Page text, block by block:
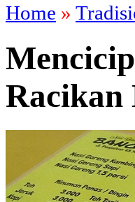
Home »
Racikan